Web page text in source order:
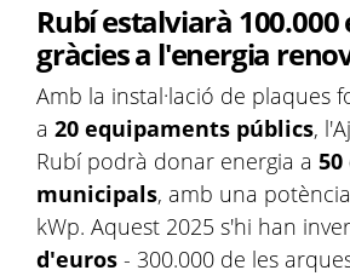
Rubí estalviarà
gràcies a l'energia
Amb la instal·lació de plaques
a 20 equipaments públics,
Rubí podrà donar energia a
municipals, amb una
kWp. Aquest 2025 s'hi han
d'euros - 300.000 de les